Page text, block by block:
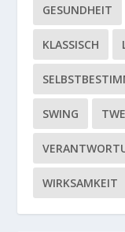
GESUNDHEIT
KLASSISCH
SWING
WIRKSAMKEIT